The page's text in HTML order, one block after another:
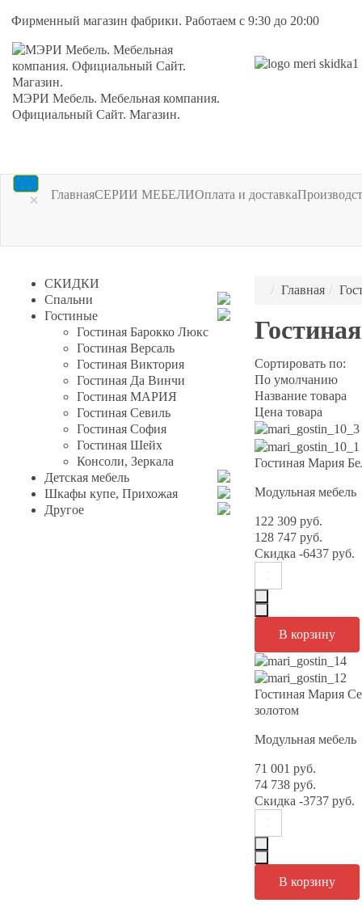
Фирменный магазин фабрики. Работаем с 9:30 до 20:00
МЭРИ Мебель. Мебельная компания.
Официальный Сайт. Магазин.
× ГлавнаяСЕРИИ МЕБЕЛИОплата и доставка
Главная
Сортировать по:
По умолчанию
Название товара
Цена товара
Гостиная Мария
Модульная мебель
122 309 руб.
128 747 руб.
Скидка -6437 руб.
Гостиная Мария
золотом
Модульная мебель
71 001 руб.
74 738 руб.
Скидка -3737 руб.
СКИДКИ
Спальни
Гостиные
Гостиная Барокко Люкс
Гостиная Версаль
Гостиная Виктория
Гостиная Да Винчи
Гостиная МАРИЯ
Гостиная Севиль
Гостиная София
Гостиная Шейх
Консоли, Зеркала
Детская мебель
Шкафы купе, Прихожая
Другое